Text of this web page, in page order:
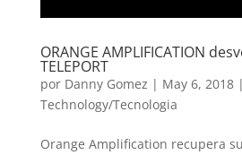
ORANGE AMPLIFICATION
TELEPORT
por Danny Gomez | May 6, 2018|
Technology/Tecnologia
Orange Amplification recupera